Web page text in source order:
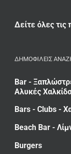
Δείτε όλες τις
ΔΗΜΟΦΙΛΕΙΣ
Bar -
Αλυκές
Bars - Clubs -
Beach Bar -
Burgers